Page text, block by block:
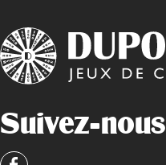
Suivez-nous